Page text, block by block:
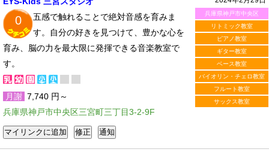
兵庫県神戸市中央区
リトミック教室
ピアノ教室
ギター教室
ベース教室
バイオリン・チェロ教室
フルート教室
サックス教室
0
五感で触れることで絶対音感を育みま
す。自分の好きを見つけて、豊かな心を
育み、脳の力を最大限に発揮できる音楽教室で
す。
月謝 7,740 円～
兵庫県神戸市中央区三宮町三丁目3-2-9F